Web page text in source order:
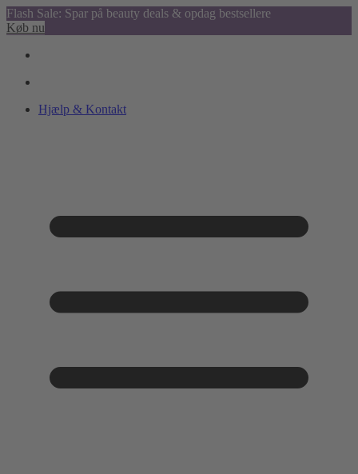
Flash Sale: Spar på beauty deals & opdag bestsellere
Køb nu
Hjælp & Kontakt